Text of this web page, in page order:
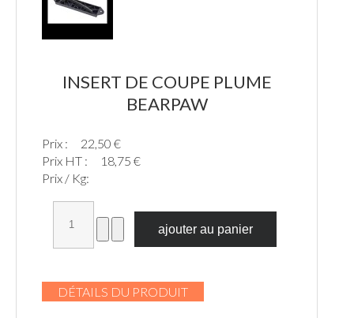
INSERT DE COUPE PLUME
BEARPAW
Prix :
22,50 €
Prix HT :
18,75 €
Prix / Kg:
DÉTAILS DU PRODUIT